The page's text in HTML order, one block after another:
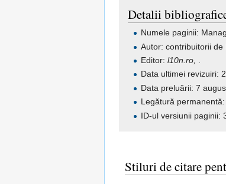
Detalii
Numele paginii:
Autor: contribuitorii de
Editor:l10n.ro,
Data ultimei revizuiri:
Data preluării: 7
Legătură permanentă:
ID-ul versiunii paginii:
Stiluri de citare